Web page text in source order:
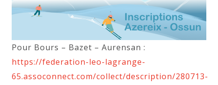
Pour Bours – Bazet – Aurensan :
https://federation-leo-lagrange-
65.assoconnect.com/collect/description/280713-